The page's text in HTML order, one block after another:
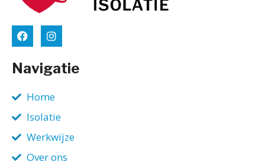
Navigatie
Home
Isolatie
Werkwijze
Over ons